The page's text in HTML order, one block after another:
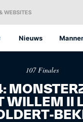
Log in met je KNVB
maak een nieuw
aan.
Inloggen
WEBSITES
Nieuws
107 Finales
WILLEM II